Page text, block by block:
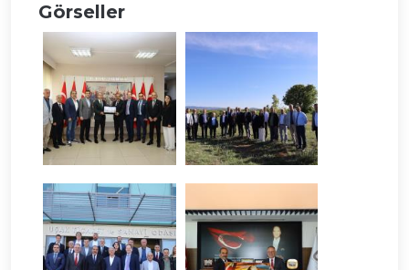
Görseller